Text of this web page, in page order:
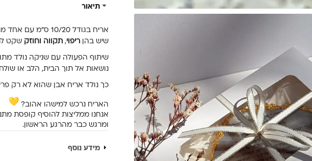
תיאור
אריח בגודל 10/20 ס”מ עם אחד מתוך שיריה של שניקה שקד –
שיש בהןריפוי,תקווה וחוזק שקט
שיתוף הפעולה עם שניקה נולד
נושאות אל תוך הבית, הלב או
כך נולד אריח אבן שהוא לא רק
האריח נרכש למישהו אהוב?
אנחנו ממליצות להוסיף קופסת
ומרגש כבר מהרגע הראשון.
מידע נוסף